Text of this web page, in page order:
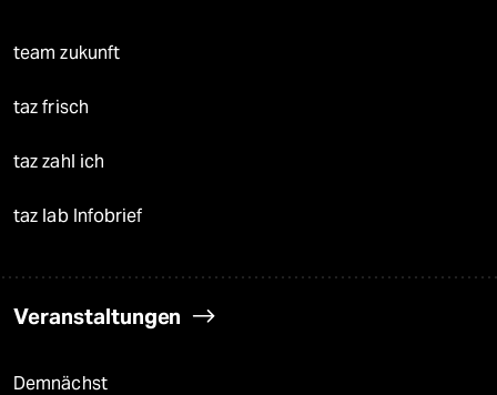
team zukunft
taz frisch
taz zahl ich
taz lab Infobrief
Veranstaltungen
Demnächst